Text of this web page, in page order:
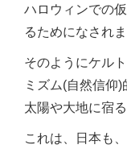
ハロウィンでの
るためになされま
そのようにケル
ミズム(自然信仰)
太陽や大地に宿
これは、日本も